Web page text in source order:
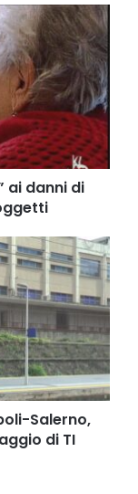
ai danni di
Salerno,
di TI